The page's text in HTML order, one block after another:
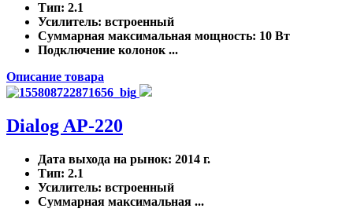
Тип: 2.1
Усилитель: встроенный
Суммарная максимальная мощность: 10 Вт
Подключение колонок ...
Описание товара
Dialog AP-220
Дата выхода на рынок: 2014 г.
Тип: 2.1
Усилитель: встроенный
Суммарная максимальная ...